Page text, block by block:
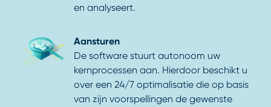
en analyseert.
Aansturen
De software stuurt autonoom uw
kernprocessen aan. Hierdoor beschikt u
over een 24/7 optimalisatie die op basis
van zijn voorspellingen de gewenste